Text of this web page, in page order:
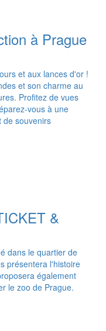
à Prague
et aux lances d'or !
et son charme au
Profitez de vues
vous à une
de souvenirs
&
dans le quartier de
présentera l'histoire
également
le zoo de Prague.